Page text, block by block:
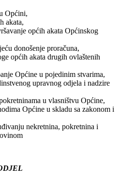
Općini,
akata,
općih akata Općinskog
donošenje proračuna,
općih akata drugih ovlaštenih
Općine u pojedinim stvarima,
upravnog odjela i nadzire
u vlasništvu Općine,
Općine u skladu sa zakonom i
nekretnina, pokretnina i